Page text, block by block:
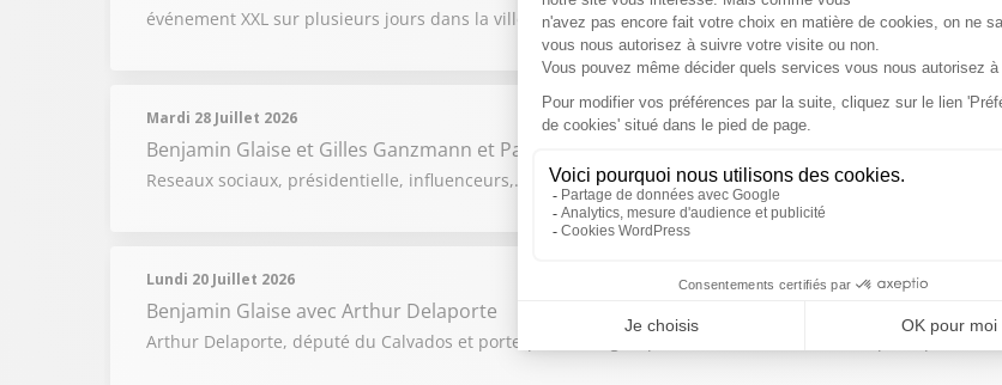
événement XXL sur plusieurs jours dans la ville dévastée.
Mardi 28 Juillet 2026
Benjamin Glaise et Gilles Ganzmann et Patrick Roger
Reseaux sociaux, présidentielle, influenceurs,... retrouvez l'interview de Martin Ajdari, président de l'Arcom
Lundi 20 Juillet 2026
Benjamin Glaise avec Arthur Delaporte
Arthur Delaporte, député du Calvados et porte-parole du groupe socialiste est notre invité politique.